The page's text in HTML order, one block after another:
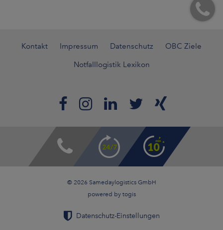
Kontakt Impressum Datenschutz OBC Ziele
Notfalllogistik Lexikon
© 2026 Samedaylogistics GmbH
powered by togis